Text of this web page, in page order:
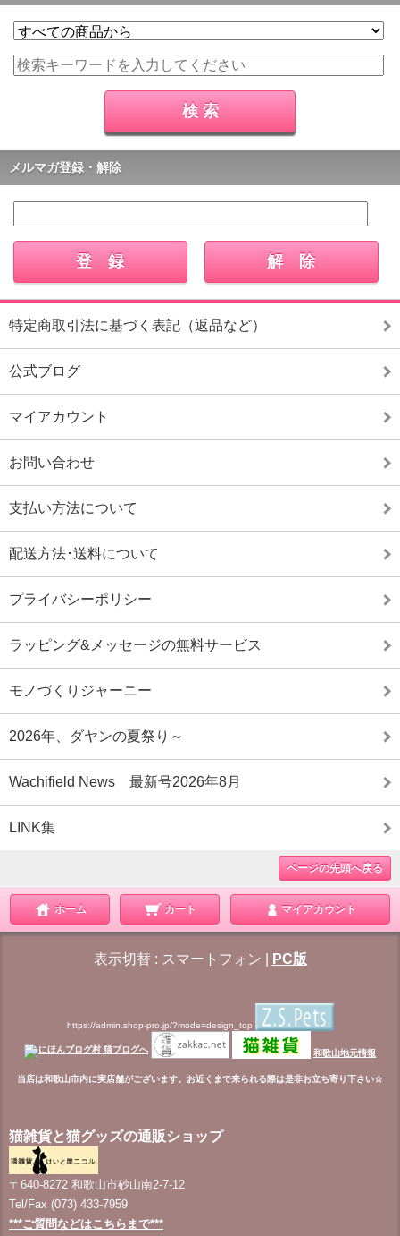
メルマガ登録・解除
特定商取引法に基づく表記（返品など）
公式ブログ
マイアカウント
お問い合わせ
支払い方法について
配送方法･送料について
プライバシーポリシー
ラッピング&メッセージの無料サービス
モノづくりジャーニー
2026年、ダヤンの夏祭り～
Wachifield News 最新号2026年8月
LINK集
ページの先頭へ戻る
ホーム カート マイアカウント
表示切替 : スマートフォン PC版
https://admin.shop-pro.jp/?mode=design_top
和歌山地元情報
当店は和歌山市内に実店舗がございます。お近くまで来られる際は是非お立ち寄り下さい☆
猫雑貨と猫グッズの通販ショップ
〒640-8272 和歌山市砂山南2-7-12
Tel/Fax (073) 433-7959
***ご質問などはこちらまで***